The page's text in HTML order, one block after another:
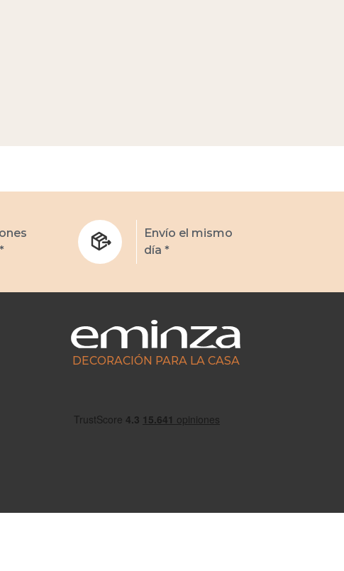
Envío el mismo
día *
DECORACIÓN PARA LA CASA